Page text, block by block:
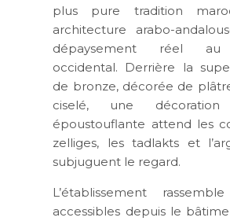
plus pure tradition
architecture arabo-
dépaysement réel au
occidental. Derrière la
de bronze, décorée de
ciselé, une décoration
époustouflante attend les
zelliges, les tadlakts et
subjuguent le regard.
L’établissement
accessibles depuis le